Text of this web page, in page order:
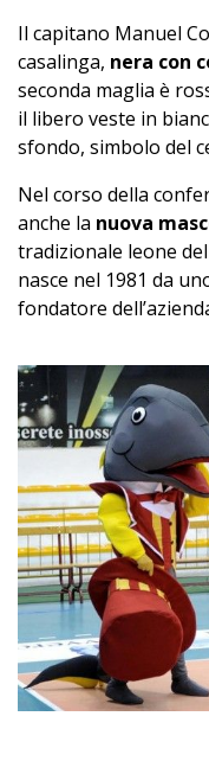
Il capitano Manuel
casalinga, nera con
seconda maglia è
il libero veste in
sfondo, simbolo del
Nel corso della
anche la nuova
tradizionale leone
nasce nel 1981 da
fondatore